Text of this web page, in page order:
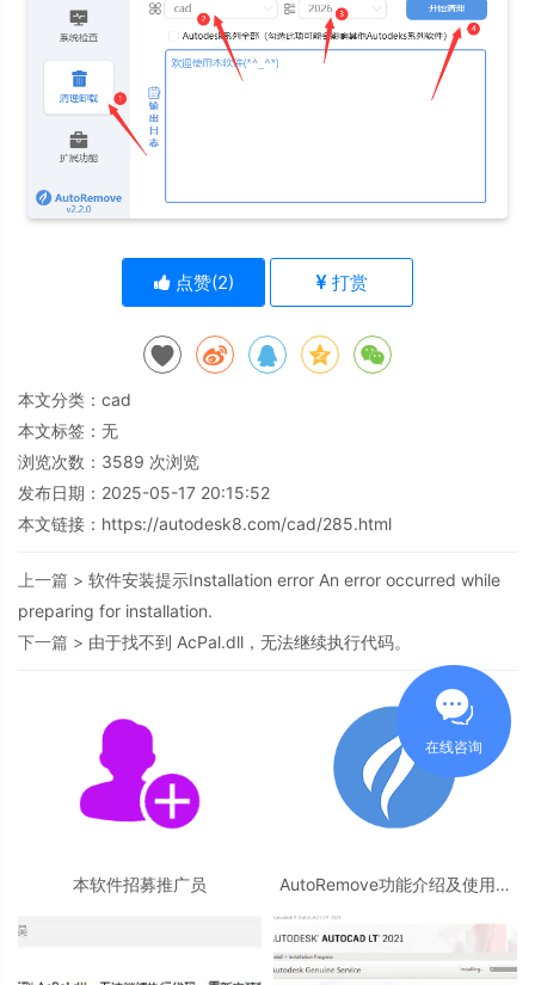
点赞(2) 打赏
本文分类： cad
本文标签：无
浏览次数： 3589 次浏览
发布日期：2025-05-17 20:15:52
本文链接： https://autodesk8.com/cad/285.html
上一篇 > 软件安装提示Installation error An error occurred while
preparing for installation.
下一篇 > 由于找不到 AcPal.dll，无法继续执行代码。
本软件招募推广员
AutoRemove功能介绍及使用教
在线咨询